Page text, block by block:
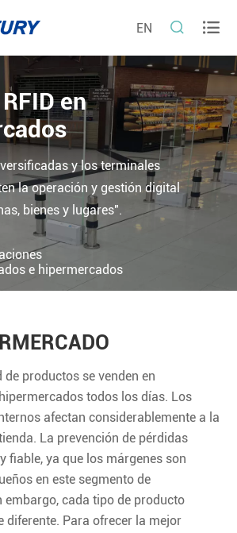
EN  
en
y los terminales
la operación y gestión digital
bienes y lugares".
e hipermercados
productos se venden en
todos los días. Los
afectan considerablemente a la
La prevención de pérdidas
fiable, ya que los márgenes son
en este segmento de
embargo, cada tipo de producto
diferente. Para ofrecer la mejor